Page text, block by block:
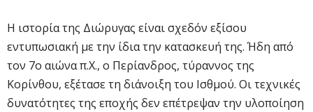
Η ιστορία της Διώρυγας είναι σχεδόν εξίσου
εντυπωσιακή με την ίδια την κατασκευή της. Ήδη από
τον 7ο αιώνα π.Χ., ο Περίανδρος, τύραννος της
Κορίνθου, εξέτασε τη διάνοιξη του Ισθμού. Οι τεχνικές
δυνατότητες της εποχής δεν επέτρεψαν την υλοποίηση